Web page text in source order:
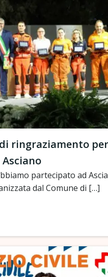
ringraziamento per
partecipato ad
dal Comune di […]